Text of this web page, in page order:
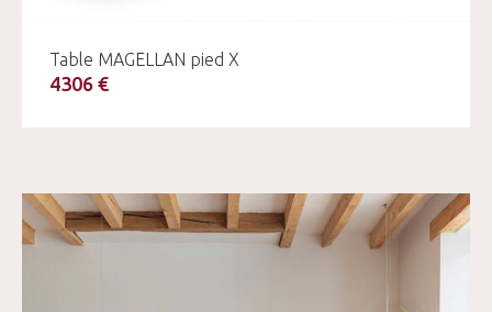
Table MAGELLAN pied X
4306 €